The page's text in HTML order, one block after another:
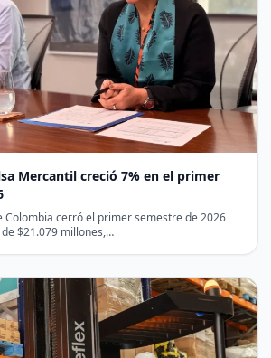
Mercantil creció 7% en el primer
Colombia cerró el primer semestre de 2026
$21.079 millones,…